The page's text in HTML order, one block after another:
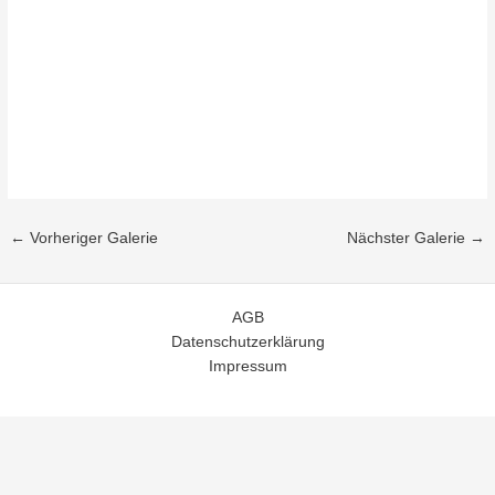
← Vorheriger Galerie Nächster Galerie →
AGB
Datenschutzerklärung
Impressum